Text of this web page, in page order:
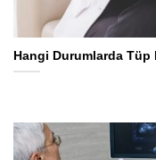
Hangi Durumlarda Tüp